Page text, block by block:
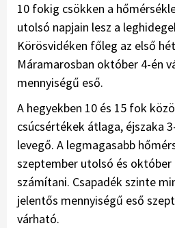
10 fokig csökken a
utolsó napjain lesz a
Körösvidéken főleg az első
Máramarosban október 4-én
mennyiségű eső.
A hegyekben 10 és 15 fok
csúcsértékek átlaga, éjszaka
levegő. A legmagasabb
szeptember utolsó és október
számítani. Csapadék szinte
jelentős mennyiségű eső
várható.